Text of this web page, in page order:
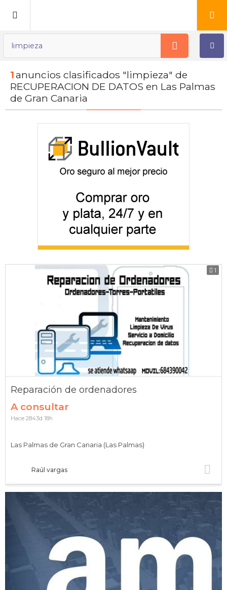
Publica tu Anuncio
Registro
Mi cuenta
1anuncios clasificados "limpieza" de
RECUPERACION DE DATOS en Las Palmas
de Gran Canaria
1
Reparación de ordenadores
A consultar
Raúl vargas
Las Palmas de Gran Canaria (Las Palmas)
Hace 2843d 18h